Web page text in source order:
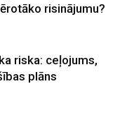
risinājumu?
riska: ceļojums,
plāns